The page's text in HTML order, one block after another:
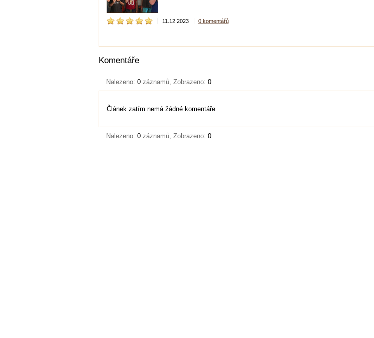
11.12.2023 0 komentářů
Komentáře
Nalezeno: 0 záznamů, Zobrazeno: 0
Článek zatím nemá žádné komentáře
Nalezeno: 0 záznamů, Zobrazeno: 0